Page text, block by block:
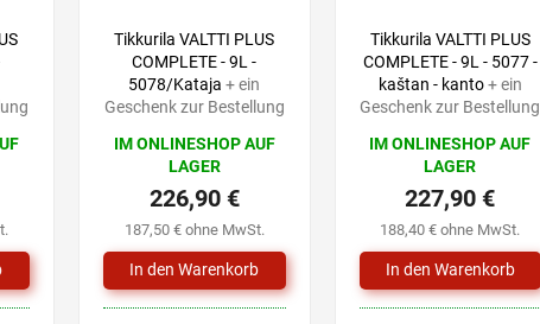
Tikkurila VALTTI PLUS
COMPLETE - 9L -
5078/Kataja+ ein
Geschenk zur Bestellung
IM ONLINESHOP AUF
LAGER
187,50 € ohne MwSt.
226,90 €
Tikkurila VALTTI PLUS
COMPLETE - 9L - 5077 -
kaštan - kanto+ ein
Geschenk zur Bestellung
IM ONLINESHOP AUF
LAGER
188,40 € ohne MwSt.
227,90 €